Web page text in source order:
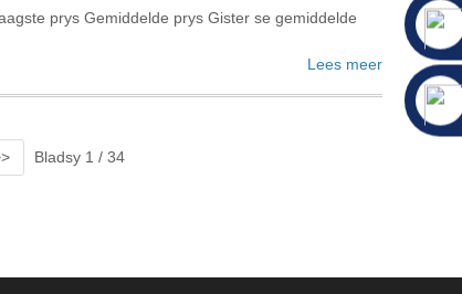
prys Gemiddelde prys Gister se gemiddelde
Lees meer
Bladsy 1 / 34